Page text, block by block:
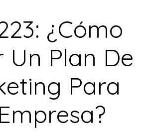
¿Cómo
Un Plan De
Para